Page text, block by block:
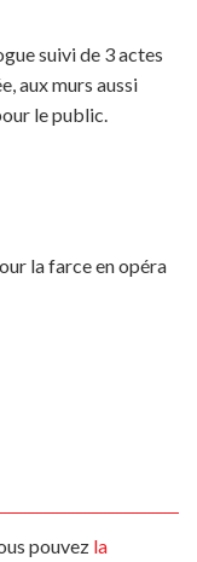
suivi de 3 actes
aux murs aussi
le public.
la farce en opéra
pouvez la